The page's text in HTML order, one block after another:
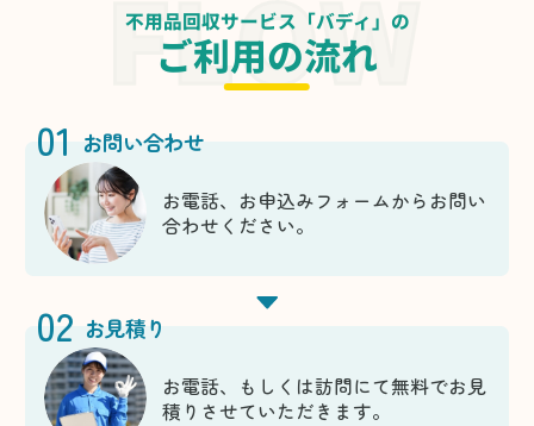
不用品回収サービス「バディ」の
ご利用の流れ
01 お問い合わせ
お電話、お申込みフォームからお問い
合わせください。
02 お見積り
お電話、もしくは訪問にて無料でお見
積りさせていただきます。